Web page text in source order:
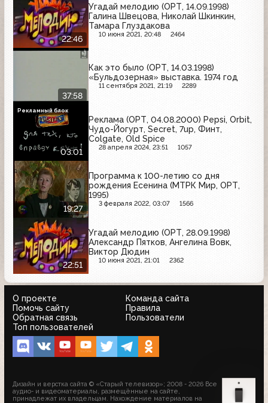
22:46
Угадай мелодию (ОРТ, 14.09.1998)
Галина Швецова, Николай Шкинкин,
Тамара Глуздакова
10 июня 2021, 20:48 2464
37:58
Как это было (ОРТ, 14.03.1998)
«Бульдозерная» выставка. 1974 год
11 сентября 2021, 21:19 2289
03:01
Реклама (ОРТ, 04.08.2000) Pepsi, Orbit,
Чудо-Йогурт, Secret, 7up, Финт,
Colgate, Old Spice
28 апреля 2024, 23:51 1057
Рекламный блок
19:27
Программа к 100-летию со дня
рождения Есенина (МТРК Мир, ОРТ,
1995)
3 февраля 2022, 03:07 1566
22:51
Угадай мелодию (ОРТ, 28.09.1998)
Александр Пятков, Ангелина Вовк,
Виктор Дюдин
10 июня 2021, 21:01 2362
О проекте
Команда сайта
Помочь сайту
Правила
Обратная связь
Пользователи
Топ пользователей
Дизайн и верстка сайта © «Старый телевизор»; 2008 - 2026 Все
аудио- и видеоматериалы, размещённые на сайте,
принадлежат их владельцам. Нахождение материалов на